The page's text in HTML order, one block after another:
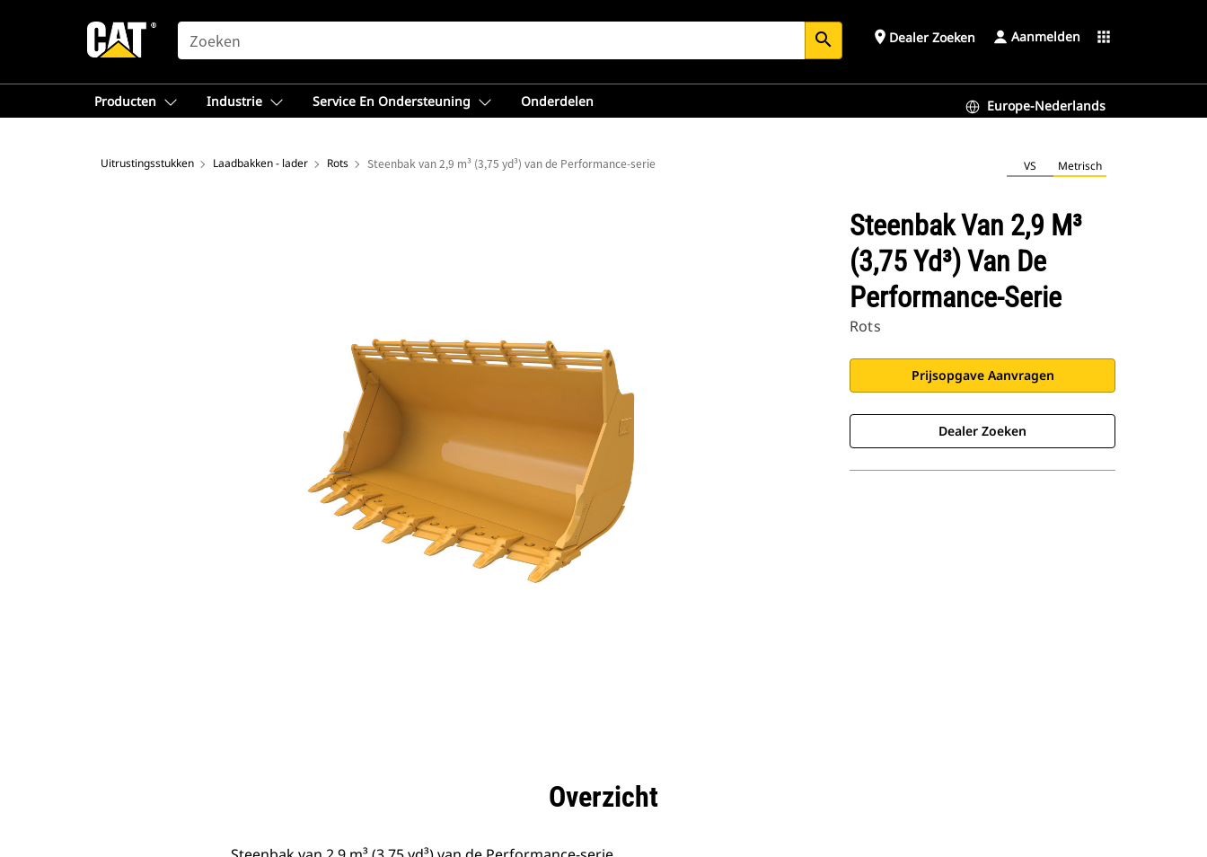
SEARCH search place Dealer Zoeken Aanmelden apps
Producten Industrie Service En Ondersteuning Onderdelen Europe-Nederlands
Uitrustingsstukken Laadbakken - lader Rots Steenbak van 2,9 m³ (3,75 yd³) van de Performance-serie VS Metrisch
Steenbak Van 2,9 M³
(3,75 Yd³) Van De
Performance-Serie
Rots
Prijsopgave Aanvragen
Dealer Zoeken
Overzicht